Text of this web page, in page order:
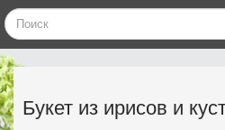
Букет из ирисов и